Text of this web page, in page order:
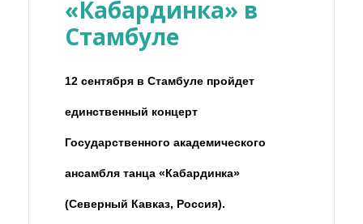
«Кабардинка» в
Стамбуле
12 сентября в Стамбуле пройдет
единственный концерт
Государственного академического
ансамбля танца «Кабардинка»
(Северный Кавказ, Россия).